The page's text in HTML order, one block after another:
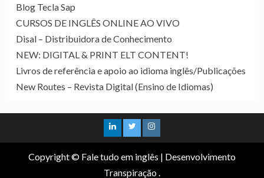
Blog Tecla Sap
CURSOS DE INGLÊS ONLINE AO VIVO
Disal – Distribuidora de Conhecimento
NEW: DIGITAL & PRINT ELT CONTENT!
Livros de referência e apoio ao idioma inglês/Publicações
New Routes – Revista Digital (Ensino de Idiomas)
Copyright © Fale tudo em inglês | Desenvolvimento
Transpiração